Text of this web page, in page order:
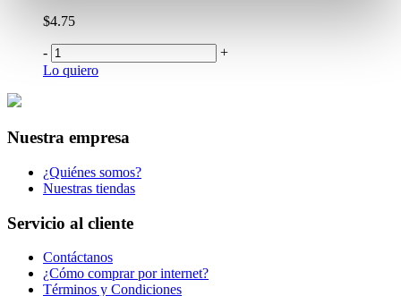
$4.75
-
+
Lo quiero
Nuestra empresa
¿Quiénes somos?
Nuestras tiendas
Servicio al cliente
Contáctanos
¿Cómo comprar por internet?
Términos y Condiciones